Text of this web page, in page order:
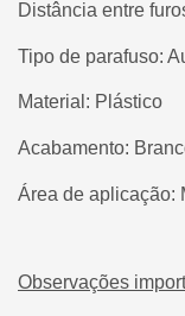
Distância entre
Tipo de parafuso:
Material: Plástico
Acabamento:
Área de aplicação:
Observações